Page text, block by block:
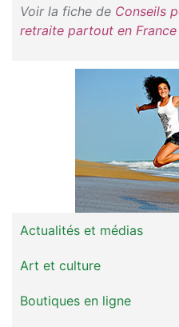
Voir la fiche de Conseils
retraite partout en
Actualités et médias
Art et culture
Boutiques en ligne